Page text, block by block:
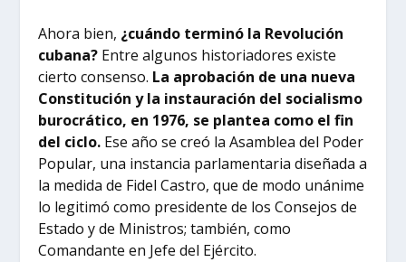
Ahora bien, ¿cuándo terminó la Revolución
cubana? Entre algunos historiadores existe
cierto consenso. La aprobación de una nueva
Constitución y la instauración del socialismo
burocrático, en 1976, se plantea como el fin
del ciclo. Ese año se creó la Asamblea del Poder
Popular, una instancia parlamentaria diseñada a
la medida de Fidel Castro, que de modo unánime
lo legitimó como presidente de los Consejos de
Estado y de Ministros; también, como
Comandante en Jefe del Ejército.